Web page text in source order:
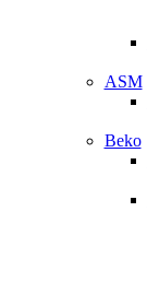
ASM
Beko